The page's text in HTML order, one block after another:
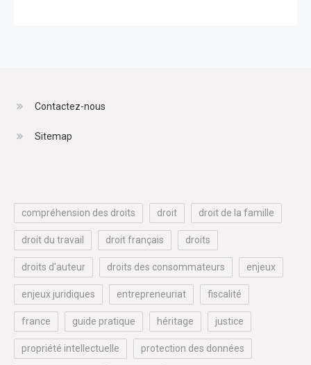
Contactez-nous
Sitemap
compréhension des droits droit droit de la famille
droit du travail droit français droits
droits d'auteur droits des consommateurs enjeux
enjeux juridiques entrepreneuriat fiscalité
france guide pratique héritage justice
propriété intellectuelle protection des données